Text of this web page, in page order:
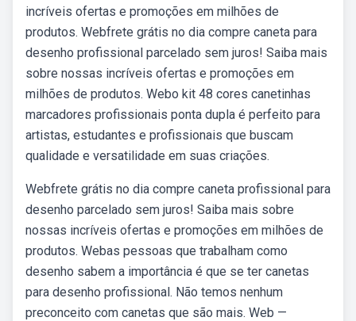
incríveis ofertas e promoções em milhões de
produtos. Webfrete grátis no dia compre caneta para
desenho profissional parcelado sem juros! Saiba mais
sobre nossas incríveis ofertas e promoções em
milhões de produtos. Webo kit 48 cores canetinhas
marcadores profissionais ponta dupla é perfeito para
artistas, estudantes e profissionais que buscam
qualidade e versatilidade em suas criações.
Webfrete grátis no dia compre caneta profissional para
desenho parcelado sem juros! Saiba mais sobre
nossas incríveis ofertas e promoções em milhões de
produtos. Webas pessoas que trabalham como
desenho sabem a importância é que se ter canetas
para desenho profissional. Não temos nenhum
preconceito com canetas que são mais. Web —